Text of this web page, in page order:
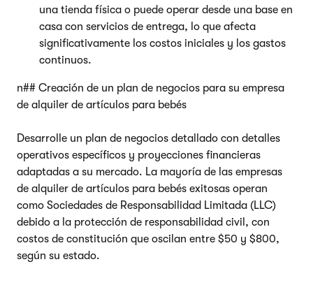
una tienda física o puede operar desde una base en
casa con servicios de entrega, lo que afecta
significativamente los costos iniciales y los gastos
continuos.
n## Creación de un plan de negocios para su empresa
de alquiler de artículos para bebés
Desarrolle un plan de negocios detallado con detalles
operativos específicos y proyecciones financieras
adaptadas a su mercado. La mayoría de las empresas
de alquiler de artículos para bebés exitosas operan
como Sociedades de Responsabilidad Limitada (LLC)
debido a la protección de responsabilidad civil, con
costos de constitución que oscilan entre $50 y $800,
según su estado.